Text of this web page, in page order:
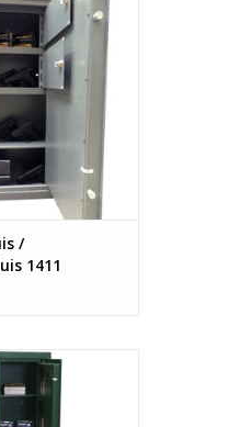
legborden
- 65 kg
AAN WINKELWAGEN
/
1411
4 legborden
- 5 vakken
in te delen